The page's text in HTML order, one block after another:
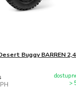
Buggy BARREN
>